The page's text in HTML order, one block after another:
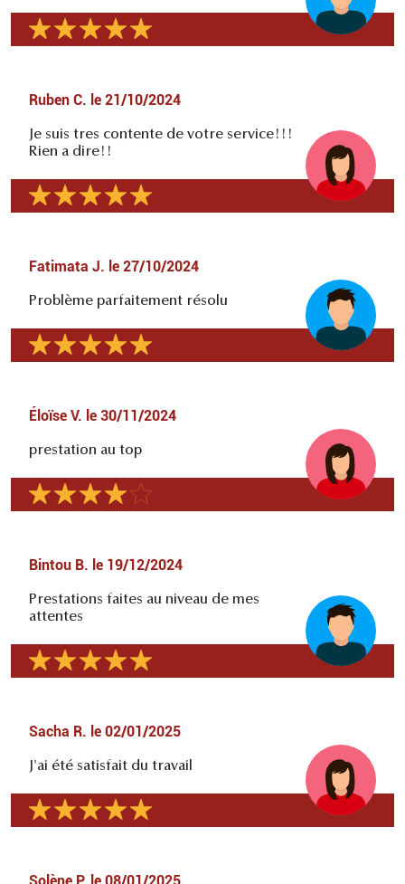
Ruben C. le 21/10/2024
Je suis tres contente de votre service!!!
Rien a dire!!
Fatimata J. le 27/10/2024
Problème parfaitement résolu
Éloïse V. le 30/11/2024
prestation au top
Bintou B. le 19/12/2024
Prestations faites au niveau de mes
attentes
Sacha R. le 02/01/2025
J'ai été satisfait du travail
Solène P. le 08/01/2025